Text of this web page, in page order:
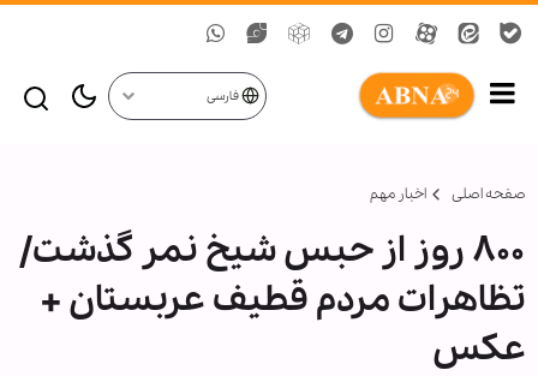
فارسی
صفحه اصلی اخبار مهم
۸۰۰ روز از حبس شیخ نمر گذشت/
تظاهرات مردم قطیف عربستان +
عکس